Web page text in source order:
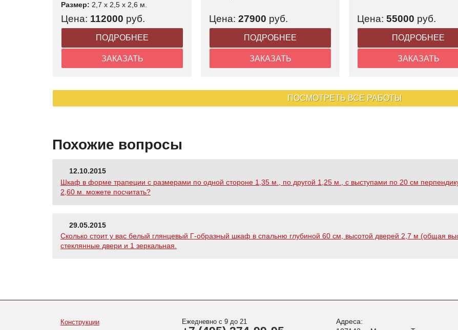
Размер: 2,7 x 2,5 x 2,6 м.
Цена: 112000 руб.
ПОДРОБНЕЕ
ЗАКАЗАТЬ
Цена: 27900 руб.
ПОДРОБНЕЕ
ЗАКАЗАТЬ
Цена: 55000 руб.
ПОДРОБНЕЕ
ЗАКАЗАТЬ
ПОСМОТРЕТЬ ВСЕ РАБОТЫ
Похожие вопросы
12.10.2015
Шкаф в форме трапеции с размерами по одной стороне 1,35 м., по другой 1,25 м., с выступами по 20 см
2,60 м. можете посчитать?
29.05.2015
Сколько стоит у вас белый глянцевый Г-образный шкаф в спальню глубиной 60 см, высотой дверей 2,7 м (общая
стеклянные двери и 1 зеркальная.
Конструкции
Ежедневно с 9 до 21
Адреса: